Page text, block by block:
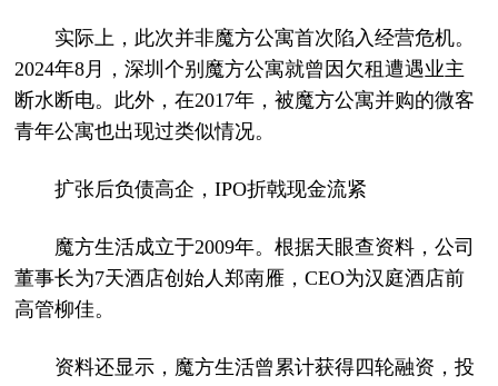
实际上，此次并非魔方公寓首次陷入经营危机。
2024年8月，深圳个别魔方公寓就曾因欠租遭遇业主
断水断电。此外，在2017年，被魔方公寓并购的微客
青年公寓也出现过类似情况。
扩张后负债高企，IPO折戟现金流紧
魔方生活成立于2009年。根据天眼查资料，公司
董事长为7天酒店创始人郑南雁，CEO为汉庭酒店前
高管柳佳。
资料还显示，魔方生活曾累计获得四轮融资，投